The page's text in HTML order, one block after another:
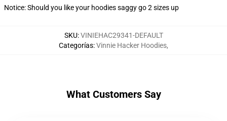
Notice: Should you like your hoodies saggy go 2 sizes up
SKU:VINIEHAC29341-DEFAULT
Categorías:Vinnie Hacker Hoodies,
What Customers Say